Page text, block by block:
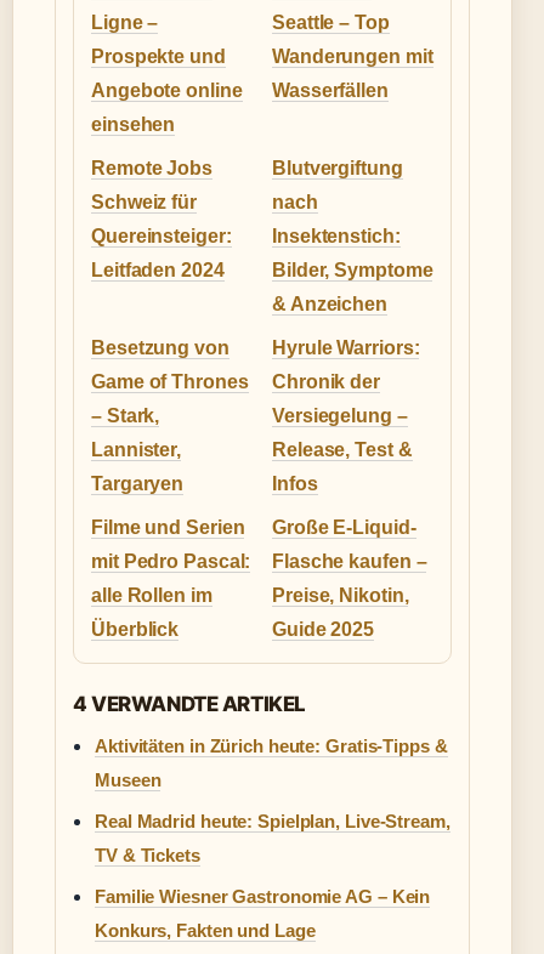
Ligne –
Prospekte und
Angebote online
einsehen
Seattle – Top
Wanderungen mit
Wasserfällen
Remote Jobs
Schweiz für
Quereinsteiger:
Leitfaden 2024
Blutvergiftung
nach
Insektenstich:
Bilder, Symptome
& Anzeichen
Besetzung von
Game of Thrones
– Stark,
Lannister,
Targaryen
Hyrule Warriors:
Chronik der
Versiegelung –
Release, Test &
Infos
Filme und Serien
mit Pedro Pascal:
alle Rollen im
Überblick
Große E-Liquid-
Flasche kaufen –
Preise, Nikotin,
Guide 2025
4 VERWANDTE ARTIKEL
Aktivitäten in Zürich heute: Gratis-Tipps &
Museen
Real Madrid heute: Spielplan, Live-Stream,
TV & Tickets
Familie Wiesner Gastronomie AG – Kein
Konkurs, Fakten und Lage